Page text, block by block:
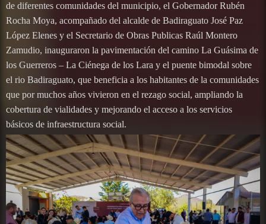
de diferentes comunidades del municipio, el Gobernador Rubén
Rocha Moya, acompañado del alcalde de Badiraguato José Paz
López Elenes y el Secretario de Obras Publicas Raúl Montero
Zamudio, inauguraron la pavimentación del camino La Guásima de
los Guerreros – La Ciénega de los Lara y el puente bimodal sobre
el rio Badiraguato, que beneficia a los habitantes de la comunidades
que por muchos años vivieron en el rezago social, ampliando la
cobertura de vialidades y mejorando el acceso a los servicios
básicos de infraestructura social.